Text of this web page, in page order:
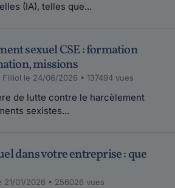
(IA), telles que...
sexuel CSE : formation
missions
le 24/06/2026 • 137494 vues
de lutte contre le harcèlement
sexistes...
dans votre entreprise : que
21/01/2026 • 256026 vues